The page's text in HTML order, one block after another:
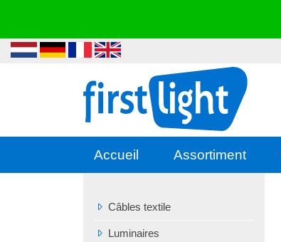
Accueil Assortiment
Câbles textile
Luminaires